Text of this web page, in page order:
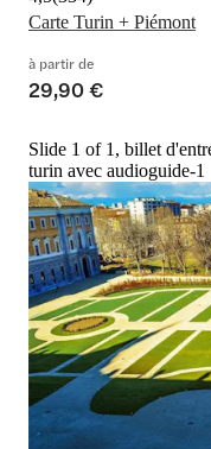
Carte Turin + Piémont
à partir de
29,90 €
Slide 1 of 1, billet
turin avec audioguide-1